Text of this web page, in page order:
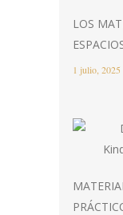
LOS
1 julio, 2025